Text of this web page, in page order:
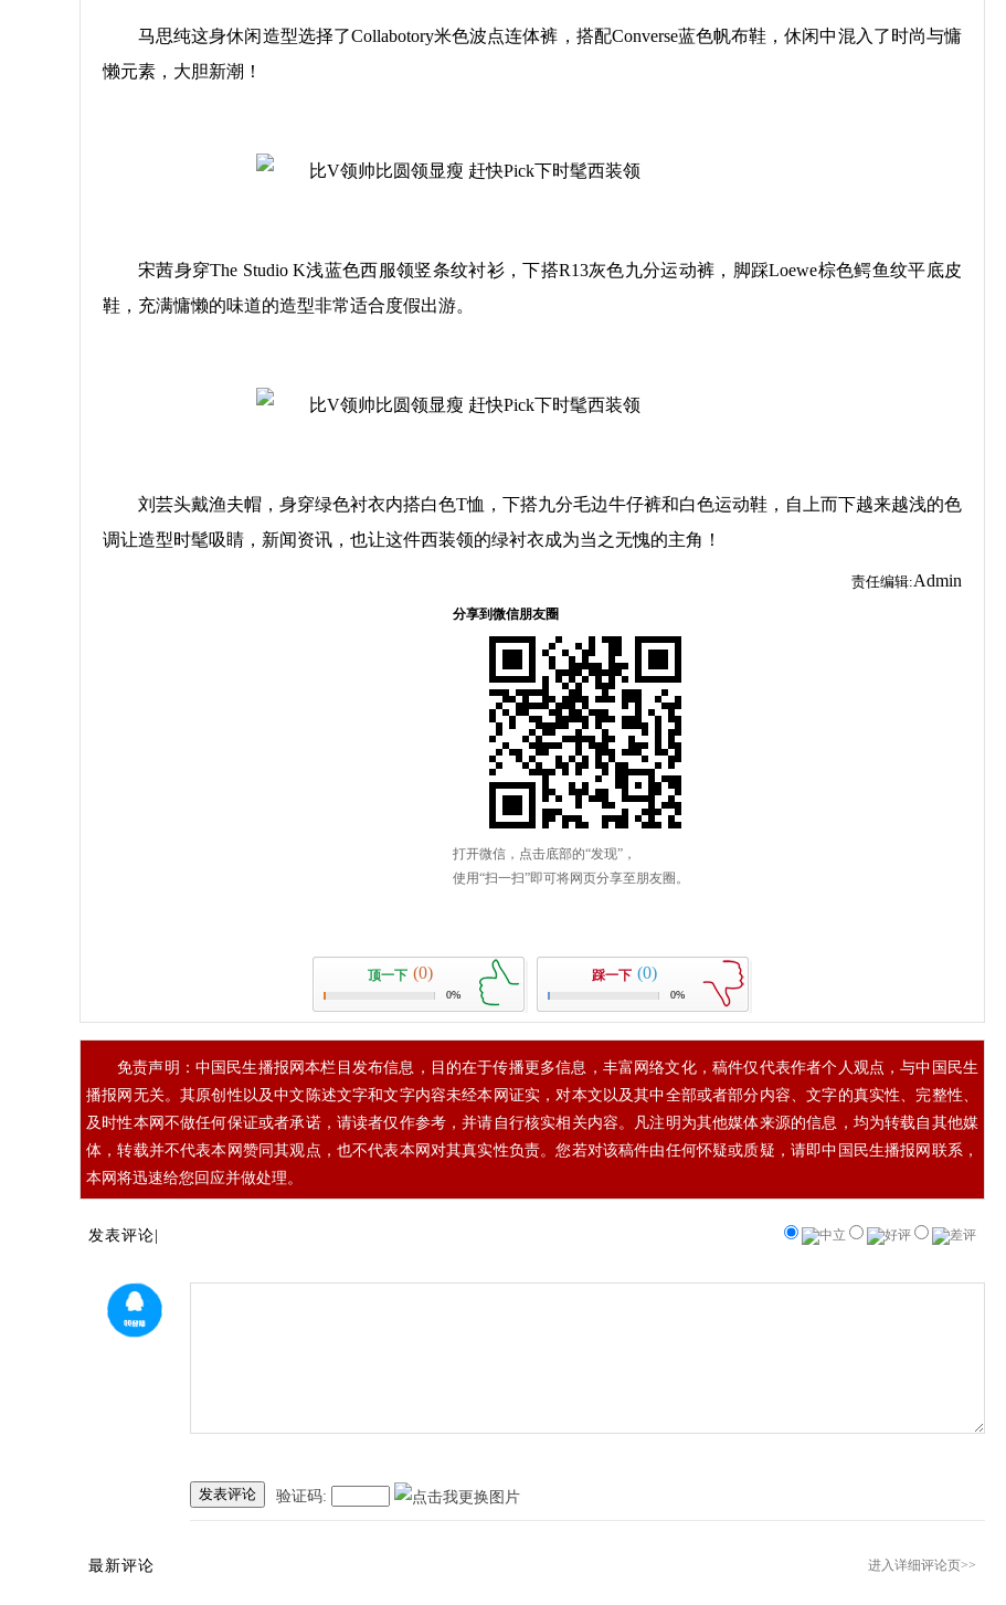
马思纯这身休闲造型选择了Collabotory米色波点连体裤，搭配Converse蓝色帆布鞋，休闲中混入了时尚与慵
懒元素，大胆新潮！
宋茜身穿The Studio K浅蓝色西服领竖条纹衬衫，下搭R13灰色九分运动裤，脚踩Loewe棕色鳄鱼纹平底皮
鞋，充满慵懒的味道的造型非常适合度假出游。
刘芸头戴渔夫帽，身穿绿色衬衣内搭白色T恤，下搭九分毛边牛仔裤和白色运动鞋，自上而下越来越浅的色
调让造型时髦吸睛，新闻资讯，也让这件西装领的绿衬衣成为当之无愧的主角！
责任编辑:Admin
顶一下 (0)
0%
踩一下 (0)
0%
免责声明：中国民生播报网本栏目发布信息，目的在于传播更多信息，丰富网络文化，稿件仅代表作者个人观点，与中国民生
播报网无关。其原创性以及中文陈述文字和文字内容未经本网证实，对本文以及其中全部或者部分内容、文字的真实性、完整性、
及时性本网不做任何保证或者承诺，请读者仅作参考，并请自行核实相关内容。凡注明为其他媒体来源的信息，均为转载自其他媒
体，转载并不代表本网赞同其观点，也不代表本网对其真实性负责。您若对该稿件由任何怀疑或质疑，请即中国民生播报网联系，
本网将迅速给您回应并做处理。
发表评论| 中立 好评 差评
发表评论 验证码:
最新评论 进入详细评论页>>